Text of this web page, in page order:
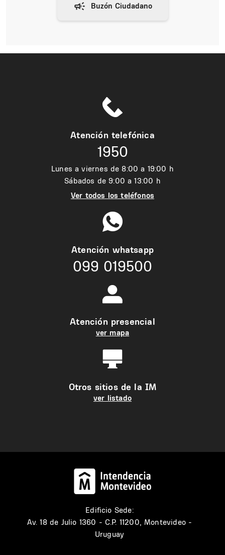
Atención telefónica
1950
Lunes a viernes de 8:00 a 19:00 h
Sábados de 9:00 a 13:00 h
Ver todos los teléfonos
Atención whatsapp
099 019500
Atención presencial
ver mapa
Otros sitios de la IM
ver listado
Edificio Sede:
Av. 18 de Julio 1360 - C.P. 11200, Montevideo -
Uruguay